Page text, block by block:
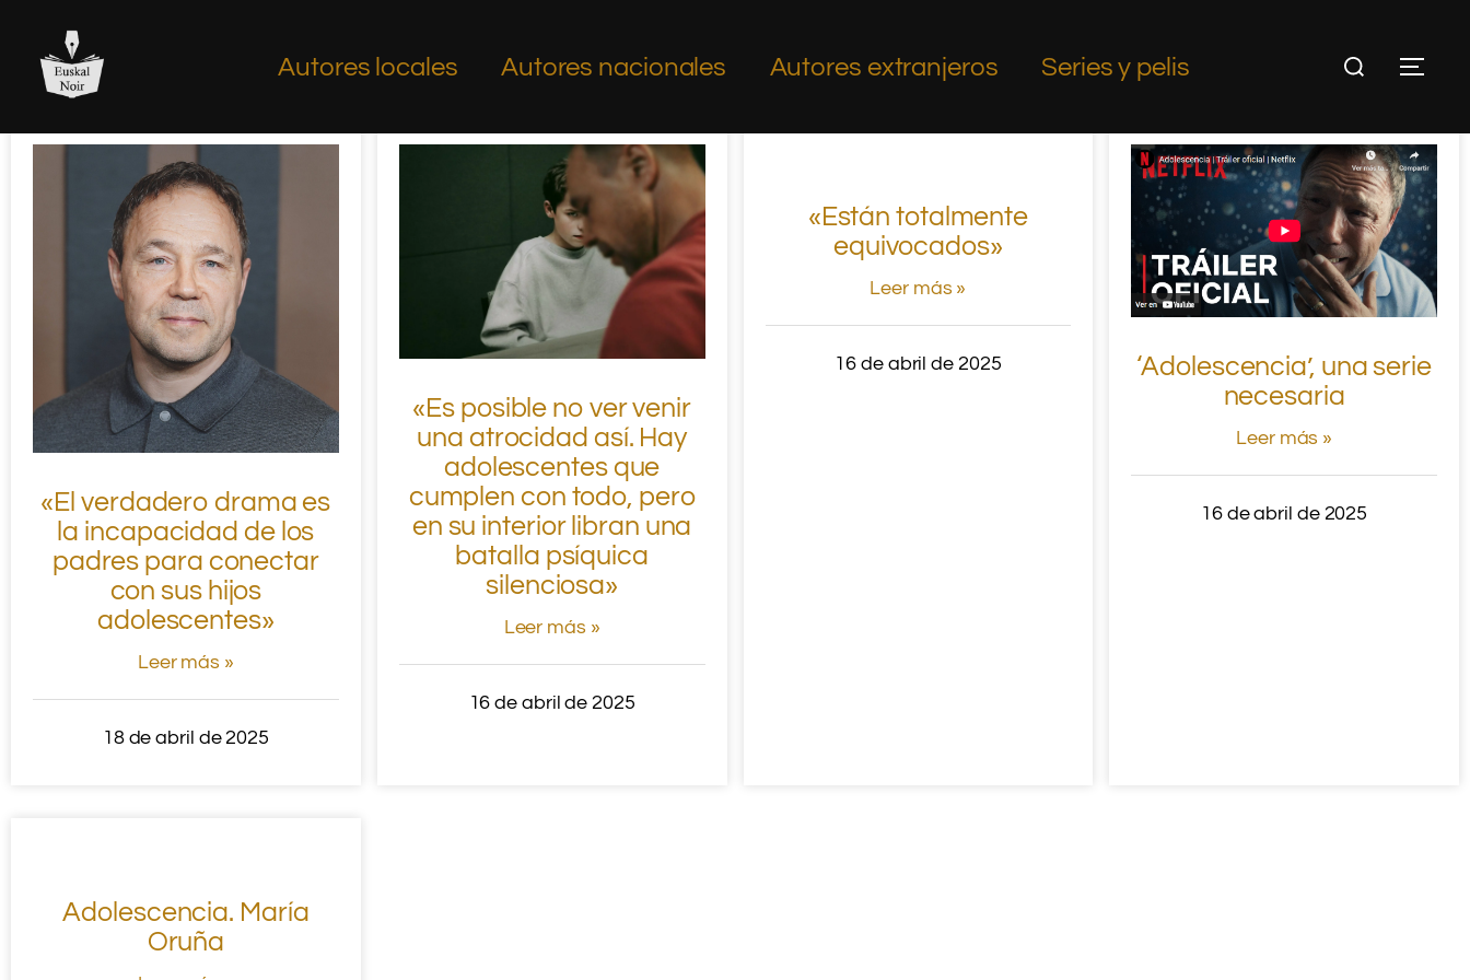
Autores locales Autores nacionales Autores extranjeros Series y pelis
«El verdadero drama es
la incapacidad de los
padres para conectar
con sus hijos
adolescentes»
Leer más »
18 de abril de 2025
«Es posible no ver venir
una atrocidad así. Hay
adolescentes que
cumplen con todo, pero
en su interior libran una
batalla psíquica
silenciosa»
Leer más »
16 de abril de 2025
«Están totalmente
equivocados»
Leer más »
16 de abril de 2025
‘Adolescencia’, una serie
necesaria
Leer más »
16 de abril de 2025
Adolescencia. María
Oruña